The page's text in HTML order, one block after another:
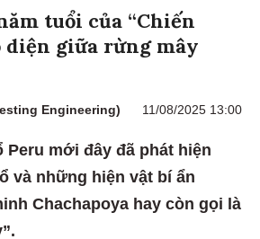
tuổi của “Chiến
diện giữa rừng mây
Engineering) 11/08/2025 13:00
Peru mới đây đã phát hiện
và những hiện vật bí ẩn
Chachapoya hay còn gọi là